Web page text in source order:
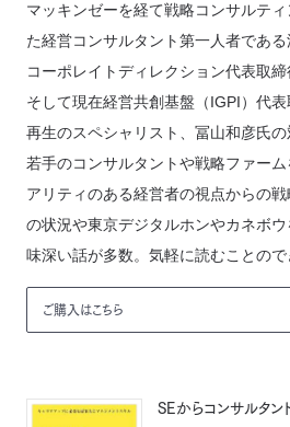
マッキンゼーを経て戦略コンサルテ
た経営コンサルタント第一人者であ
コーポレイトディレクション代表取締
そして現在経営共創基盤（IGPI）代
再生のスペシャリスト、冨山和彦氏の
若手のコンサルタントや戦略ファー
アリティのある経営者の視点からの
の状況や東京デジタルホンやカネボ
味深い話が多数。気軽に読むことので
ご購入はこちら
SEからコンサルタン